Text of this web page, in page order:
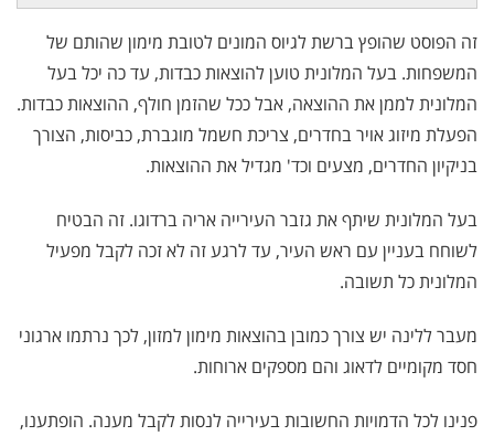
זה הפוסט שהופץ ברשת לגיוס המונים לטובת מימון שהותם של
המשפחות. בעל המלונית טוען להוצאות כבדות, עד כה יכל בעל
המלונית לממן את ההוצאה, אבל ככל שהזמן חולף, ההוצאות כבדות.
הפעלת מיזוג אויר בחדרים, צריכת חשמל מוגברת, כביסות, הצורך
בניקיון החדרים, מצעים וכד' מגדיל את ההוצאות.
בעל המלונית שיתף את גזבר העירייה אריה ברדוגו. זה הבטיח
לשוחח בעניין עם ראש העיר, עד לרגע זה לא זכה לקבל מפעיל
המלונית כל תשובה.
מעבר ללינה יש צורך כמובן בהוצאות מימון למזון, לכך נרתמו ארגוני
חסד מקומיים לדאוג והם מספקים ארוחות.
פנינו לכל הדמויות החשובות בעירייה לנסות לקבל מענה. הופתענו,